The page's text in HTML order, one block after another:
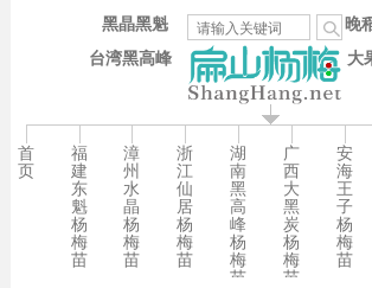
台湾黑高峰
晚
大
黑晶黑魁
首
页
福
建
东
魁
杨
梅
苗
漳
州
水
晶
杨
梅
苗
浙
江
仙
居
杨
梅
苗
湖
南
黑
高
峰
杨
梅
苗
广
西
大
黑
炭
杨
梅
苗
安
海
王
子
杨
梅
苗